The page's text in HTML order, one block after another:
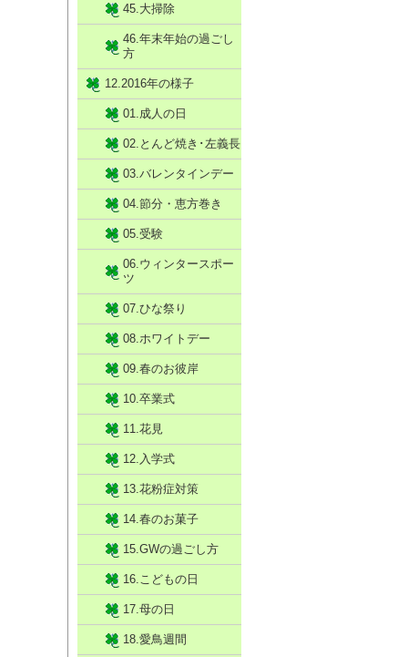
45.大掃除
46.年末年始の過ごし
方
12.2016年の様子
01.成人の日
02.とんど焼き･左義長
03.バレンタインデー
04.節分・恵方巻き
05.受験
06.ウィンタースポー
ツ
07.ひな祭り
08.ホワイトデー
09.春のお彼岸
10.卒業式
11.花見
12.入学式
13.花粉症対策
14.春のお菓子
15.GWの過ごし方
16.こどもの日
17.母の日
18.愛鳥週間